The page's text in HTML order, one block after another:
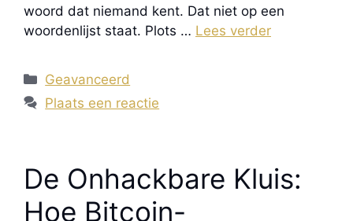
woord dat niemand kent. Dat niet op een
woordenlijst staat. Plots … Lees verder
Categorieën
Geavanceerd
Plaats een reactie
De Onhackbare Kluis:
Hoe Bitcoin-